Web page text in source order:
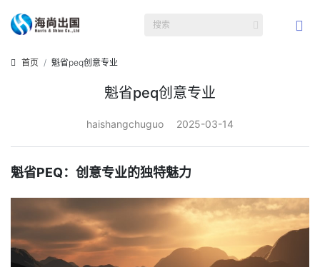
首页 魁省peq创意专业
魁省peq创意专业
haishangchuguo 2025-03-14
魁省PEQ：创意专业的独特魅力